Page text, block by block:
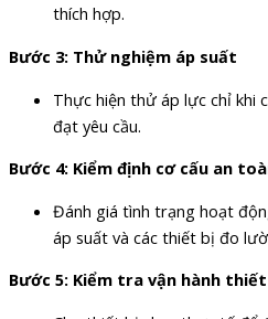
thích hợp.
Bước 3: Thử nghiệm áp suất
Thực hiện thử áp lực chỉ khi
đạt yêu cầu.
Bước 4: Kiểm định cơ cấu an
Đánh giá tình trạng hoạt
áp suất và các thiết bị đo
Bước 5: Kiểm tra vận hành